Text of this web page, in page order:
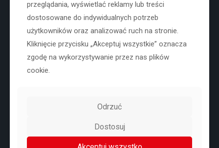
Krukowskiego 1/203
26-609 Radom
NIP: 751-170-25-40
REGON: 160086463
KRS: 0000258599
50-537 Wrocław
+48 71 307 22 67
przeglądania, wyświetlać reklamy lub treści
dostosowane do indywidualnych potrzeb
użytkowników oraz analizować ruch na stronie.
Kliknięcie przycisku „Akceptuj wszystkie” oznacza
zgodę na wykorzystywanie przez nas plików
cookie.
Odrzuć
Dostosuj